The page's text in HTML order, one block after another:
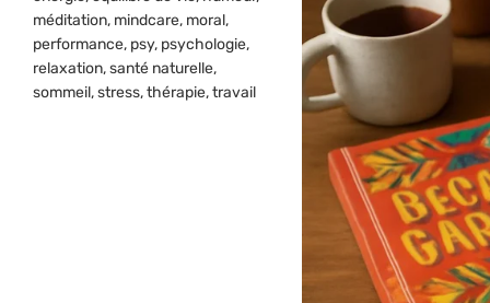
méditation, mindcare, moral,
performance, psy, psychologie,
relaxation,santé naturelle,
sommeil,stress,thérapie,travail